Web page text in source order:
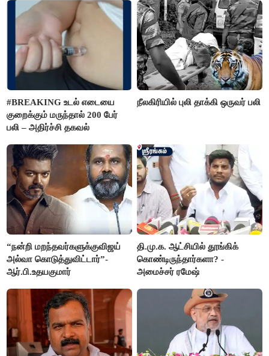
#BREAKING உடல் எடையை
குறைக்கும் மருந்தால் 200 பேர்
பலி – அதிர்ச்சி தகவல்
நீலகிரியில் புலி தாக்கி ஒருவர் பலி
“நன்றி மறந்தவர்களுக்குவிஜய்
அல்வா கொடுத்துவிட்டார்”-
ஆர்.பி.உதயகுமார்
தி.மு.க. ஆட்சியில் தூங்கிக்
கொண்டிருந்தார்களா? -
அமைச்சர் ரமேஷ்